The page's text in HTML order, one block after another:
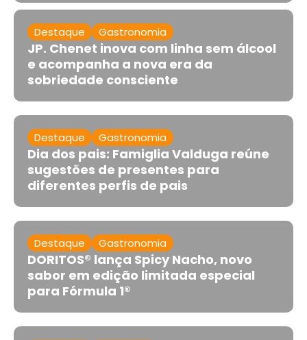
Destaque Gastronomia
JP. Chenet inova com linha sem álcool
e acompanha a nova era da
sobriedade consciente
Destaque Gastronomia
Dia dos pais: Famiglia Valduga reúne
sugestões de presentes para
diferentes perfis de pais
Destaque Gastronomia
DORITOS® lança Spicy Nacho, novo
sabor em edição limitada especial
para Fórmula 1®